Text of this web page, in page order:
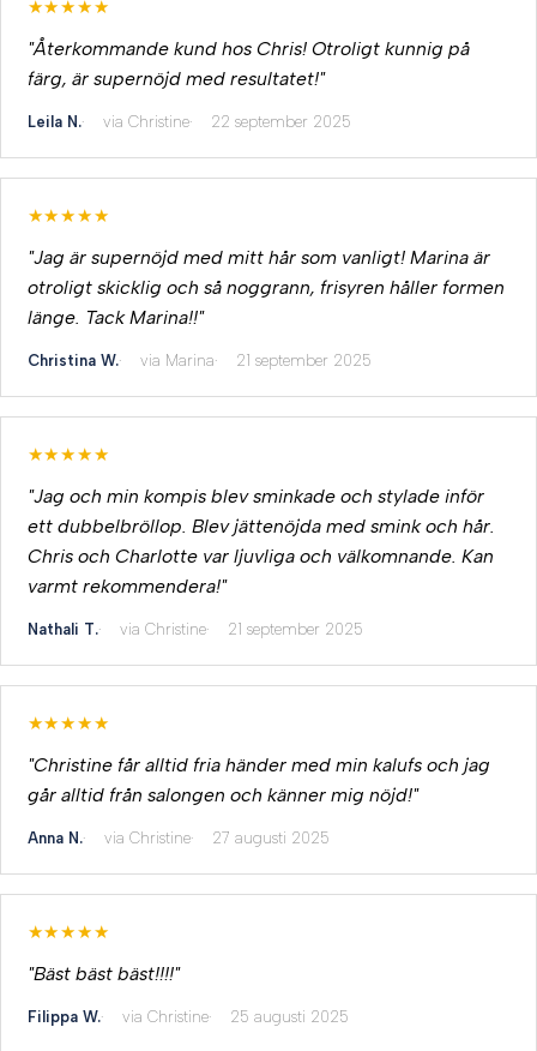
★★★★★
"Återkommande kund hos Chris! Otroligt kunnig på
färg, är supernöjd med resultatet!"
Leila N. via Christine 22 september 2025
★★★★★
"Jag är supernöjd med mitt hår som vanligt! Marina är
otroligt skicklig och så noggrann, frisyren håller formen
länge. Tack Marina!!"
Christina W. via Marina 21 september 2025
★★★★★
"Jag och min kompis blev sminkade och stylade inför
ett dubbelbröllop. Blev jättenöjda med smink och hår.
Chris och Charlotte var ljuvliga och välkomnande. Kan
varmt rekommendera!"
Nathali T. via Christine 21 september 2025
★★★★★
"Christine får alltid fria händer med min kalufs och jag
går alltid från salongen och känner mig nöjd!"
Anna N. via Christine 27 augusti 2025
★★★★★
"Bäst bäst bäst!!!!"
Filippa W. via Christine 25 augusti 2025